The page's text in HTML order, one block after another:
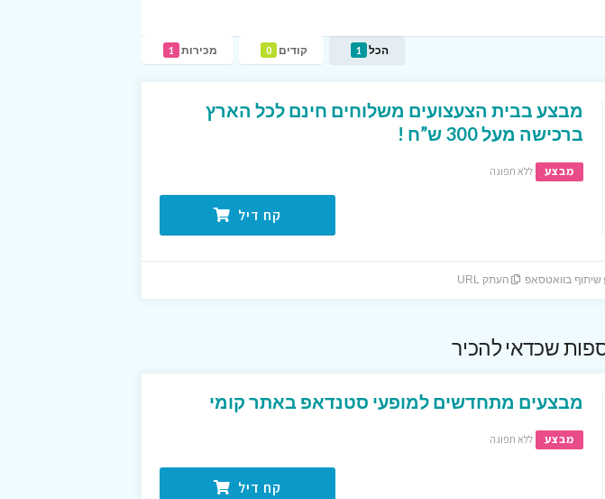
הכל 1 קודים 0 מכירות 1
מבצע בבית הצעצועים משלוחים חינם לכל הארץ
ברכישה מעל 300 ש”ח !
מבצע ללא תפוגה
קח דיל
שיתוף בוואטסאפ העתק URL
שכדאי להכיר
מבצעים מתחדשים למופעי סטנדאפ באתר קומי
מבצע ללא תפוגה
קח דיל